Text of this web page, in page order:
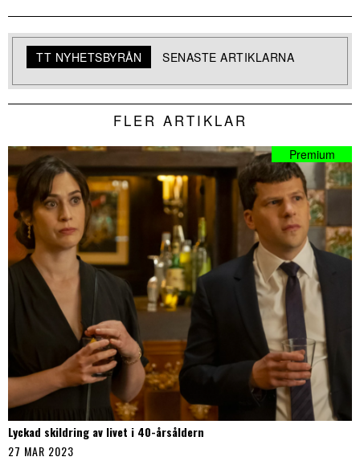
TT NYHETSBYRÅN SENASTE ARTIKLARNA
FLER ARTIKLAR
Lyckad skildring av livet i 40-årsåldern
27 MAR 2023